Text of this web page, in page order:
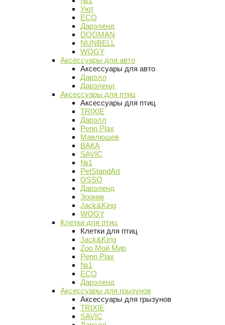
Уют
ECO
Дарэленд
DOGMAN
NUNBELL
WOGY
Аксессуары для авто
Аксессуары для авто
Дарэлл
Дарэленд
Аксессуары для птиц
Аксессуары для птиц
TRIXIE
Дарэлл
Penn Plax
Мавлюшев
ВАКА
SAVIC
№1
PetStandArt
OSSO
Дарэленд
Зооник
Jack&King
WOGY
Клетки для птиц
Клетки для птиц
Jack&King
Zoo Мой Мир
Penn Plax
№1
ECO
Дарэленд
Аксессуары для грызунов
Аксессуары для грызунов
TRIXIE
SAVIC